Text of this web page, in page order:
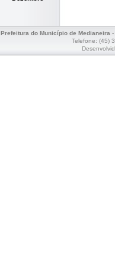
Prefeitura do Município de Medianeira-
Telefone: (45)